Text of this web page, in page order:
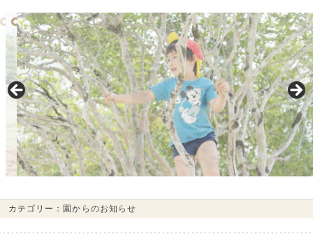
カテゴリー： 園からのお知らせ